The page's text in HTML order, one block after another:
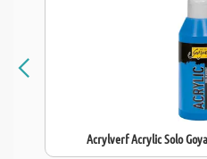
Acrylverf Acrylic Solo